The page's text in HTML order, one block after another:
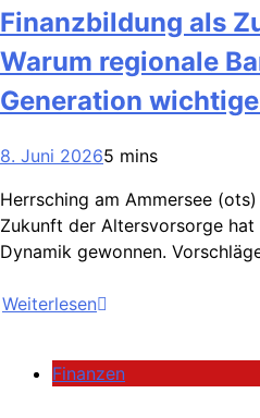
Finanzbildung als
Warum regionale
Generation
8. Juni 20265 mins
Herrsching am Ammersee
Zukunft der Altersvorsorge hat
Dynamik gewonnen.
Weiterlesen
Finanzen